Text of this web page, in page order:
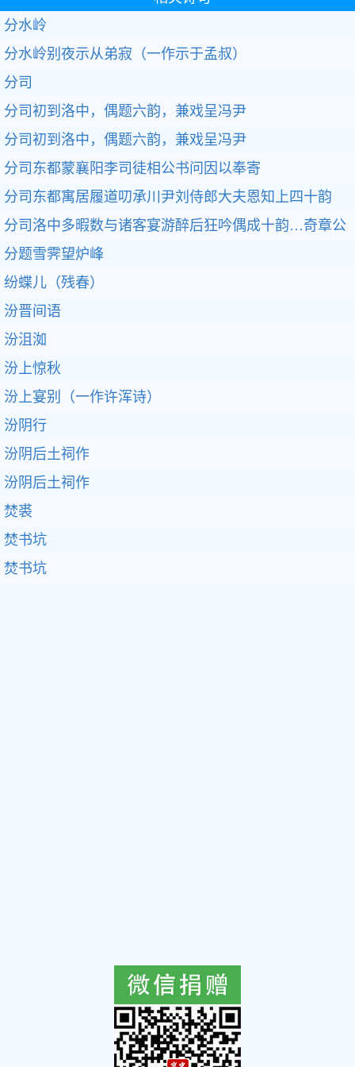
分水岭
分水岭别夜示从弟寂（一作示于孟叔）
分司
分司初到洛中，偶题六韵，兼戏呈冯尹
分司初到洛中，偶题六韵，兼戏呈冯尹
分司东都蒙襄阳李司徒相公书问因以奉寄
分司东都寓居履道叨承川尹刘侍郎大夫恩知上四十韵
分司洛中多暇数与诸客宴游醉后狂吟偶成十韵…奇章公
分题雪霁望炉峰
纷蝶儿（残春）
汾晋间语
汾沮洳
汾上惊秋
汾上宴别（一作许浑诗）
汾阴行
汾阴后土祠作
汾阴后土祠作
焚裘
焚书坑
焚书坑